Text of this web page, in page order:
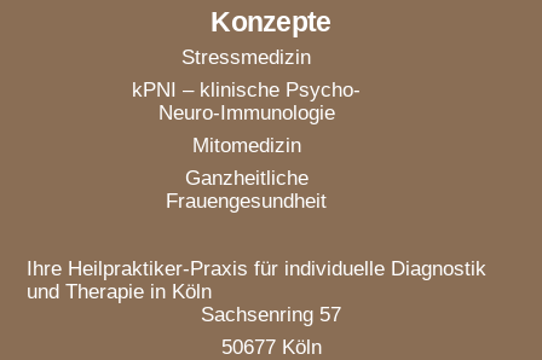
Ihre Heilpraktiker-Praxis für individuelle Diagnostik
und Therapie in Köln
Sachsenring 57
50677 Köln
Konzepte
Stressmedizin
kPNI – klinische Psycho-
Neuro-Immunologie
Mitomedizin
Ganzheitliche
Frauengesundheit